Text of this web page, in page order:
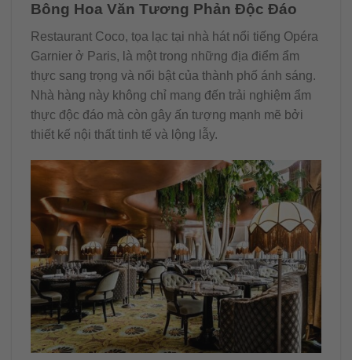
Bông Hoa Văn Tương Phản Độc Đáo
Restaurant Coco, tọa lạc tại nhà hát nổi tiếng Opéra
Garnier ở Paris, là một trong những địa điểm ẩm
thực sang trọng và nổi bật của thành phố ánh sáng.
Nhà hàng này không chỉ mang đến trải nghiệm ẩm
thực độc đáo mà còn gây ấn tượng mạnh mẽ bởi
thiết kế nội thất tinh tế và lộng lẫy.